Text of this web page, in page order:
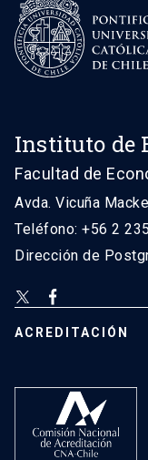
Instituto de
Facultad de
Avda. Vicuña
Teléfono: +56 2
Dirección de
ACREDITACIÓN